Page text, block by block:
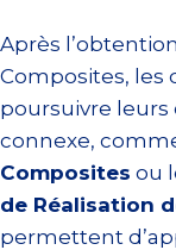
Après
Composites, les
poursuivre
connexe,
Composites ou
de Réalisation
permettent